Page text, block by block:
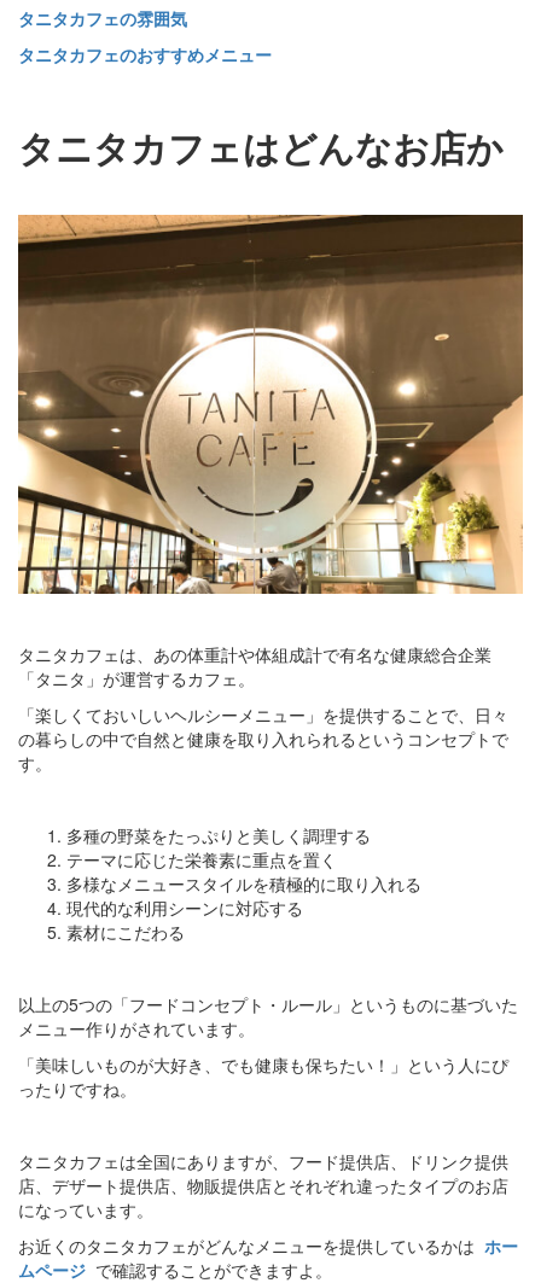
タニタカフェの雰囲気
タニタカフェのおすすめメニュー
タニタカフェはどんなお店か
タニタカフェは、あの体重計や体組成計で有名な健康総合企業
「タニタ」が運営するカフェ。
「楽しくておいしいヘルシーメニュー」を提供することで、日々
の暮らしの中で自然と健康を取り入れられるというコンセプトで
す。
多種の野菜をたっぷりと美しく調理する
テーマに応じた栄養素に重点を置く
多様なメニュースタイルを積極的に取り入れる
現代的な利用シーンに対応する
素材にこだわる
以上の5つの「フードコンセプト・ルール」というものに基づいた
メニュー作りがされています。
「美味しいものが大好き、でも健康も保ちたい！」という人にぴ
ったりですね。
タニタカフェは全国にありますが、フード提供店、ドリンク提供
店、デザート提供店、物販提供店とそれぞれ違ったタイプのお店
になっています。
お近くのタニタカフェがどんなメニューを提供しているかは ホー
ムページ で確認することができますよ。